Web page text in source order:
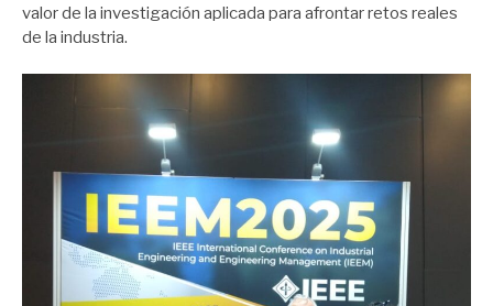
valor de la investigación aplicada para afrontar retos reales
de la industria.